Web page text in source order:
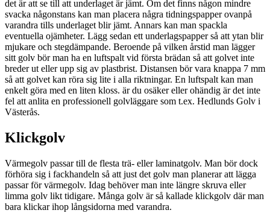
det är att se till att underlaget är jämt. Om det finns någon mindre
svacka någonstans kan man placera några tidningspapper ovanpå
varandra tills underlaget blir jämt. Annars kan man spackla
eventuella ojämheter. Lägg sedan ett underlagspapper så att ytan blir
mjukare och stegdämpande. Beroende på vilken årstid man lägger
sitt golv bör man ha en luftspalt vid första brädan så att golvet inte
breder ut eller upp sig av plastbrist. Distansen bör vara knappa 7 mm
så att golvet kan röra sig lite i alla riktningar. En luftspalt kan man
enkelt göra med en liten kloss. är du osäker eller ohändig är det inte
fel att anlita en professionell golvläggare som t.ex. Hedlunds Golv i
Västerås.
Klickgolv
Värmegolv passar till de flesta trä- eller laminatgolv. Man bör dock
förhöra sig i fackhandeln så att just det golv man planerar att lägga
passar för värmegolv. Idag behöver man inte längre skruva eller
limma golv likt tidigare. Många golv är så kallade klickgolv där man
bara klickar ihop långsidorna med varandra.